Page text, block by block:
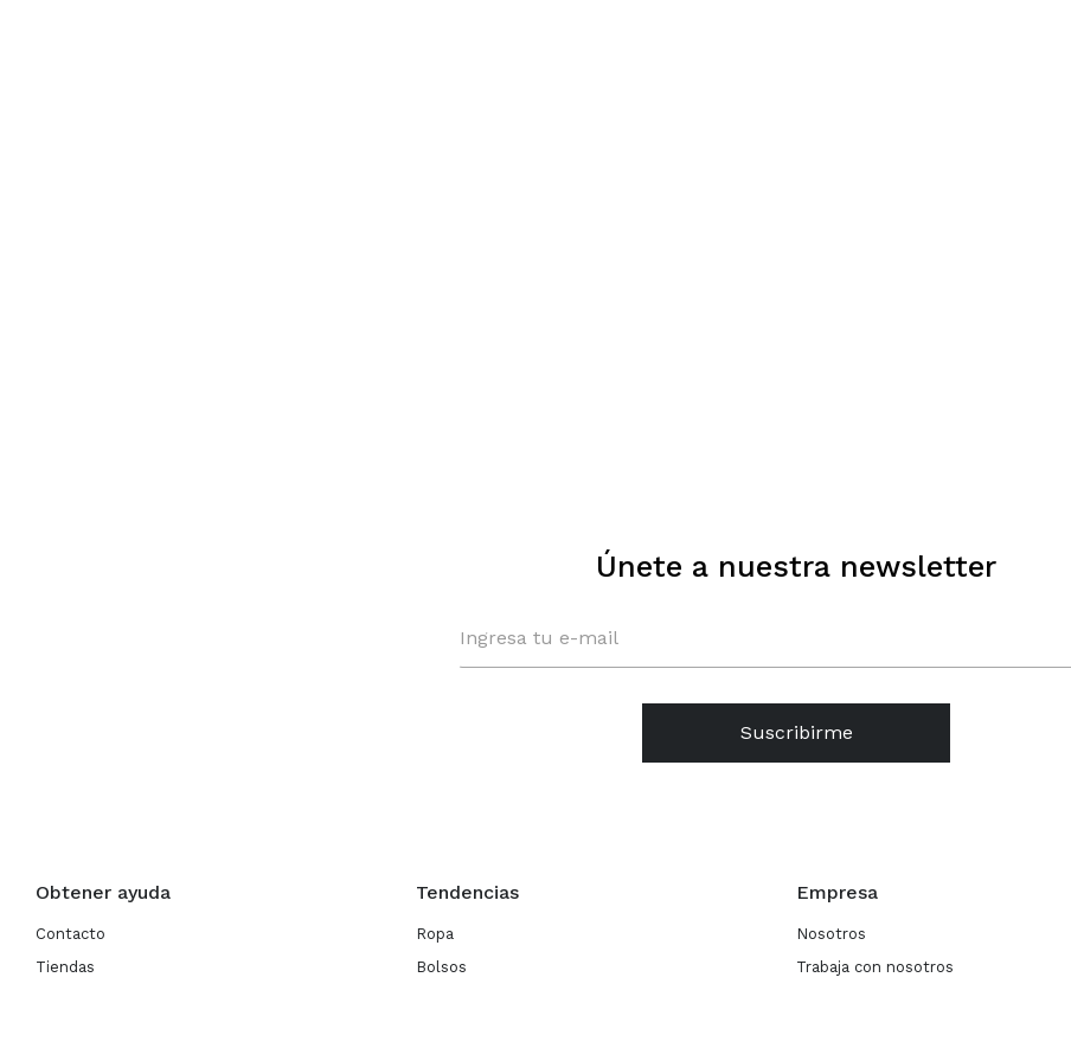
Obtener ayuda
Contacto
Tiendas
Tendencias
Ropa
Bolsos
Empresa
Nosotros
Trabaja con nosotros
Únete a nuestra newsletter
Suscribirme